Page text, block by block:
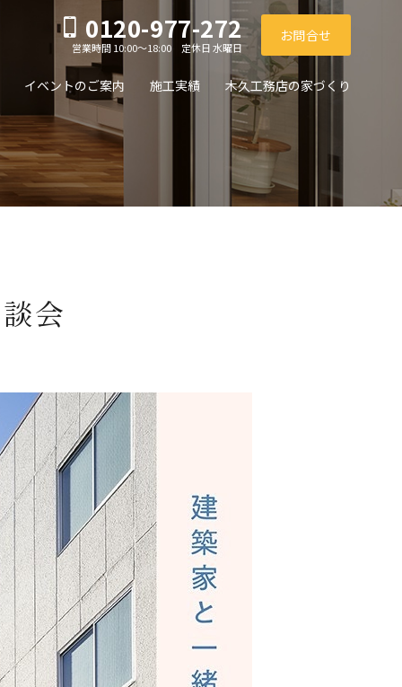
会
イベントのご案内 施工実績 木久工務店の家づくり
0120-977-272
営業時間 10:00～18:00 定休日 水曜日
お問合せ